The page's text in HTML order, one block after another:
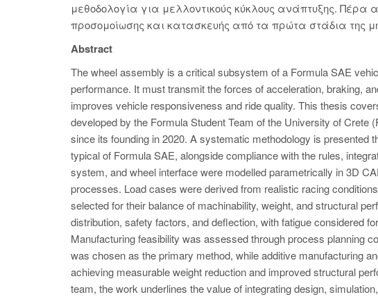
μεθοδολογία για μελλοντικούς κύκλους ανάπτυξης.
προσομοίωσης και κατασκευής από τα πρώτα στάδια της
Abstract
The wheel assembly is a critical subsystem of a Formula SAE
performance. It must transmit the forces of acceleration, braking,
improves vehicle responsiveness and ride quality. This thesis
developed by the Formula Student Team of the University of
since its founding in 2020. A systematic methodology is presented
typical of Formula SAE, alongside compliance with the rules,
system, and wheel interface were modelled parametrically in 3D
processes. Load cases were derived from realistic racing
selected for their balance of machinability, weight, and structural
distribution, safety factors, and deflection, with fatigue considered
Manufacturing feasibility was assessed through process planning
was chosen as the primary method, while additive manufacturing
achieving measurable weight reduction and improved structural
team, the work underlines the value of integrating design,